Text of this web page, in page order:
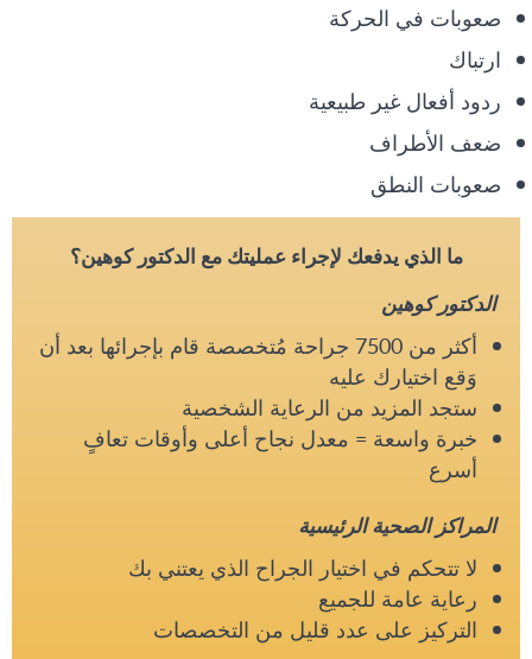
صعوبات في الحركة
ارتباك
ردود أفعال غير طبيعية
ضعف الأطراف
صعوبات النطق
ما الذي يدفعك لإجراء عمليتك مع الدكتور كوهين؟
الدكتور كوهين
أكثر من 7500 جراحة مُتخصصة قام بإجرائها بعد أن
وَقع اختيارك عليه
ستجد المزيد من الرعاية الشخصية
خبرة واسعة = معدل نجاح أعلى وأوقات تعافٍ
أسرع
المراكز الصحية الرئيسية
لا تتحكم في اختيار الجراح الذي يعتني بك
رعاية عامة للجميع
التركيز على عدد قليل من التخصصات